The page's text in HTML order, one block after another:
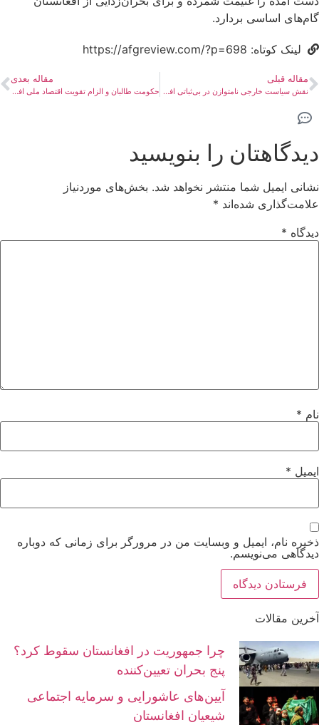
گام‌های اساسی بردارد.
لینک کوتاه: https://afgreview.com/?p=698
مقاله قبلی
نقش سیاست خارجی نامتوازن در بی‌ثباتی افغانستان
مقاله بعدی
حکومت طالبان و الزام تقویت اقتصاد ملی افغانستان
دیدگاهتان را بنویسید
نشانی ایمیل شما منتشر نخواهد شد. بخش‌های موردنیاز
علامت‌گذاری شده‌اند *
دیدگاه *
نام *
ایمیل *
ذخیره نام، ایمیل و وبسایت من در مرورگر برای زمانی که دوباره
دیدگاهی می‌نویسم.
آخرین مقالات
چرا جمهوریت در افغانستان سقوط کرد؟
پنج بحران تعیین‌کننده
آیین‌های عاشورایی و سرمایه اجتماعی
شیعیان افغانستان